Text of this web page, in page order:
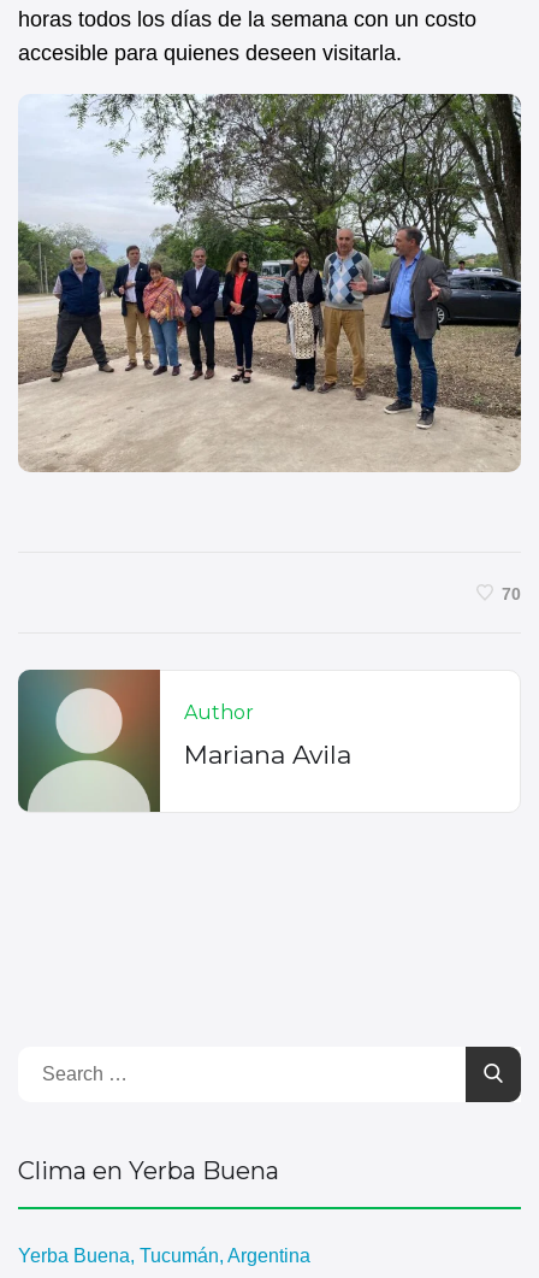
horas todos los días de la semana con un costo
accesible para quienes deseen visitarla.
70
Author
Mariana Avila
Clima en Yerba Buena
Yerba Buena, Tucumán, Argentina